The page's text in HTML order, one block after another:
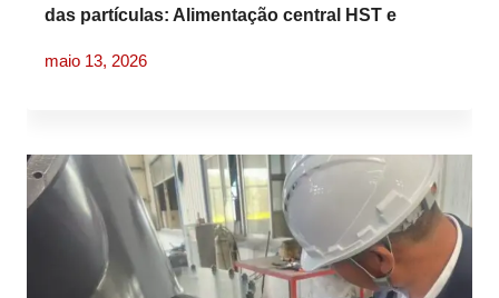
das partículas: Alimentação central HST e
maio 13, 2026